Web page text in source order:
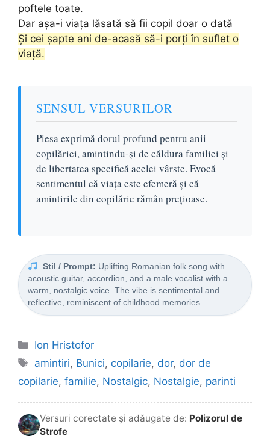
poftele toate.
Dar așa-i viața lăsată să fii copil doar o dată
Și cei șapte ani de-acasă să-i porți în suflet o
viață.
SENSUL VERSURILOR
Piesa exprimă dorul profund pentru anii
copilăriei, amintindu-și de căldura familiei și
de libertatea specifică acelei vârste. Evocă
sentimentul că viața este efemeră și că
amintirile din copilărie rămân prețioase.
Stil / Prompt: Uplifting Romanian folk song with
acoustic guitar, accordion, and a male vocalist with a
warm, nostalgic voice. The vibe is sentimental and
reflective, reminiscent of childhood memories.
Categorii
Ion Hristofor
Etichete
amintiri, Bunici, copilarie, dor, dor de
copilarie, familie, Nostalgic, Nostalgie, parinti
Versuri corectate și adăugate de: Polizorul de
Strofe